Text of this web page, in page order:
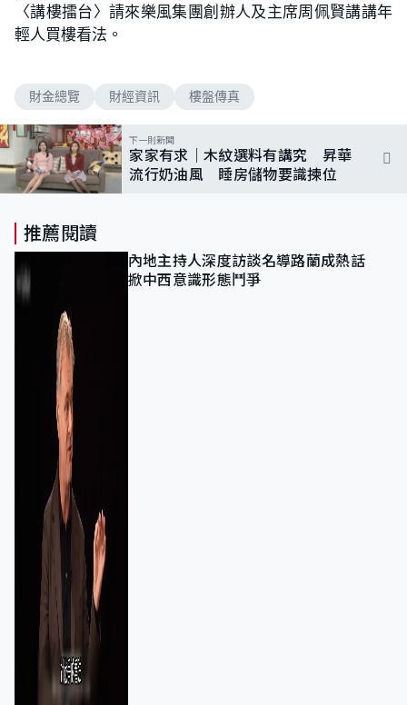
〈講樓擂台〉請來樂風集團創辦人及主席周佩賢講講年
輕人買樓看法。
財金總覽 財經資訊 樓盤傳真
下一則新聞
家家有求｜木紋選料有講究 昇華
流行奶油風 睡房儲物要識揀位
推薦閱讀
內地主持人深度訪談名導路蘭成熱話
掀中西意識形態鬥爭